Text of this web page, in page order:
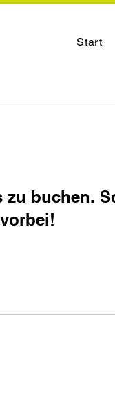
Start
buchen.
vorbei!